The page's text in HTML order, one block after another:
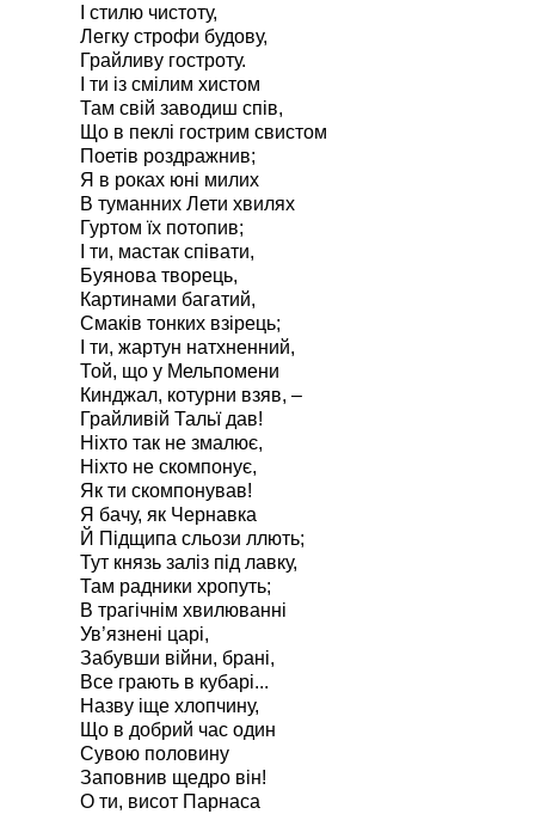
І стилю чистоту,
Легку строфи будову,
Грайливу гостроту.
І ти із смілим хистом
Там свій заводиш спів,
Що в пеклі гострим свистом
Поетів роздражнив;
Я в роках юні милих
В туманних Лети хвилях
Гуртом їх потопив;
І ти, мастак співати,
Буянова творець,
Картинами багатий,
Смаків тонких взірець;
І ти, жартун натхненний,
Той, що у Мельпомени
Кинджал, котурни взяв, –
Грайливій Тальї дав!
Ніхто так не змалює,
Ніхто не скомпонує,
Як ти скомпонував!
Я бачу, як Чернавка
Й Підщипа сльози ллють;
Тут князь заліз під лавку,
Там радники хропуть;
В трагічнім хвилюванні
Ув’язнені царі,
Забувши війни, брані,
Все грають в кубарі...
Назву іще хлопчину,
Що в добрий час один
Сувою половину
Заповнив щедро він!
О ти, висот Парнаса